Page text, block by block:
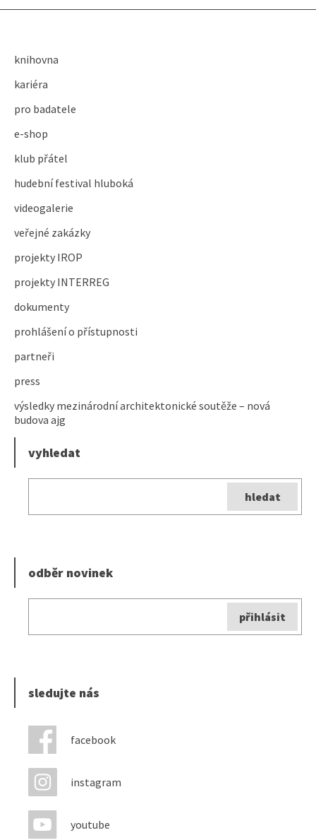
knihovna
kariéra
pro badatele
e-shop
klub přátel
hudební festival hluboká
videogalerie
veřejné zakázky
projekty IROP
projekty INTERREG
dokumenty
prohlášení o přístupnosti
partneři
press
výsledky mezinárodní architektonické soutěže – nová
budova ajg
vyhledat
odběr novinek
sledujte nás
facebook
instagram
youtube